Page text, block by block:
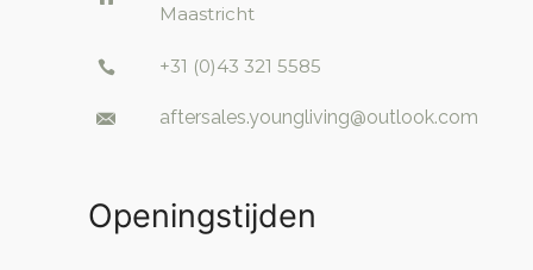
Maastricht
+31 (0)43 321 5585
aftersales.youngliving@outlook.com
Openingstijden